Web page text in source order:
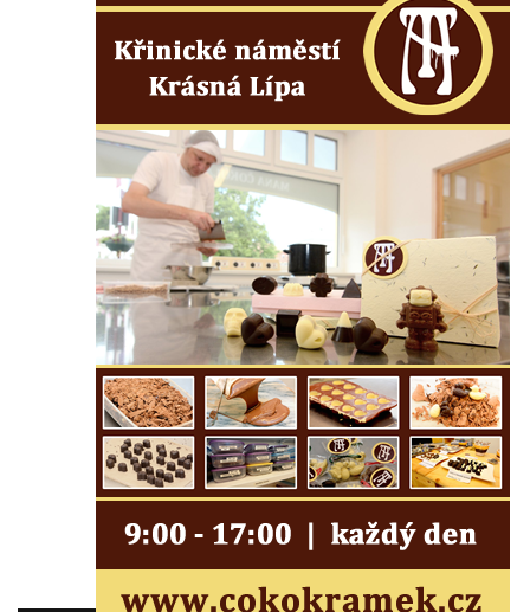
kapli Panny Marie Bolestné v Benešově
nad Ploučnicí
v Sokolově
Kenotaf Ericha Ullmanna na hřbitově
Šumburk nad Desnou v Tanvaldu
Hrob Pavla Patušnika na hřbitově Šumburk
nad Desnou v Tanvaldu
Hrob sovětských dětí na hřbitově Šumburk
nad Desnou v Tanvaldu
Pomník prvního a druhého odboje v
Tanvaldu
Kenotaf Josefa Staritze na hřbitově ve
Starých Křečanech
Hrob Antona Reintsche na hřbitově ve
Hrob rodiny Klingerových na hřbitově ve